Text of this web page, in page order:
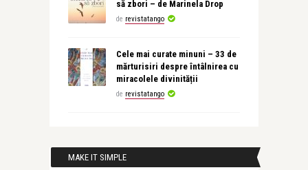
să zbori – de Marinela Drop
de revistatango
Cele mai curate minuni – 33 de
mărturisiri despre întâlnirea cu
miracolele divinității
de revistatango
MAKE IT SIMPLE